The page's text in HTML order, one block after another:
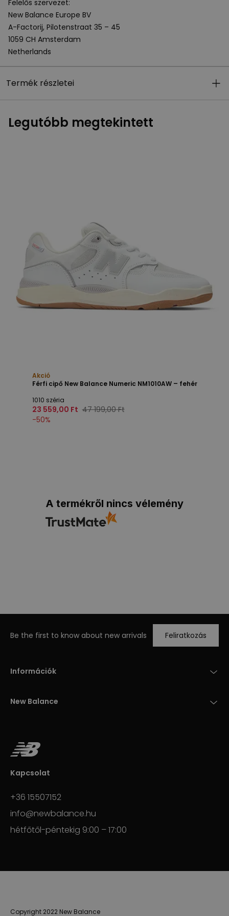
Felelős szervezet:
New Balance Europe BV
A-Factorij, Pilotenstraat 35 – 45
1059 CH Amsterdam
Netherlands
Termék részletei
Legutóbb megtekintett
Akció
Férfi cipő New Balance Numeric NM1010AW – fehér
1010 széria
23 559,00 Ft 47 199,00 Ft
-50%
A termékről nincs vélemény
Be the first to know about new arrivals Feliratkozás
Információk
New Balance
Kapcsolat
+36 15507152
info@newbalance.hu
hétfőtől-péntekig 9:00 – 17:00
Copyright 2022 New Balance